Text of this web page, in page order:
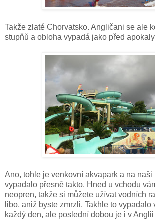
Takže zlaté Chorvatsko. Angličani se ale
stupňů a obloha vypadá jako před
Ano, tohle je venkovní akvapark a na naši
vypadalo přesně takto. Hned u vchodu
neopren, takže si můžete užívat vodních
libo, aniž byste zmrzli. Takhle to vypadalo
každý den, ale poslední dobou je i v